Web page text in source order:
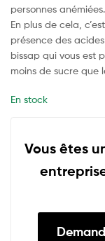
personnes anémiées.
En plus de cela,
présence des
bissap qui vous est
moins de sucre que
En stock
Vous êtes